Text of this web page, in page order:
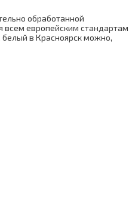
обработанной
всем европейским стандартам
в Красноярск можно,